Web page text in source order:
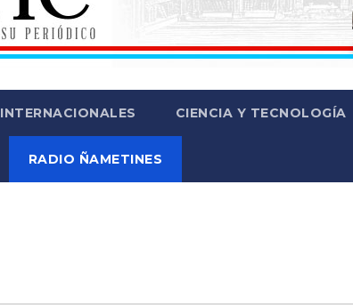
INTERNACIONALES CIENCIA Y TECNOLOGÍA
RADIO ÑAMETINES